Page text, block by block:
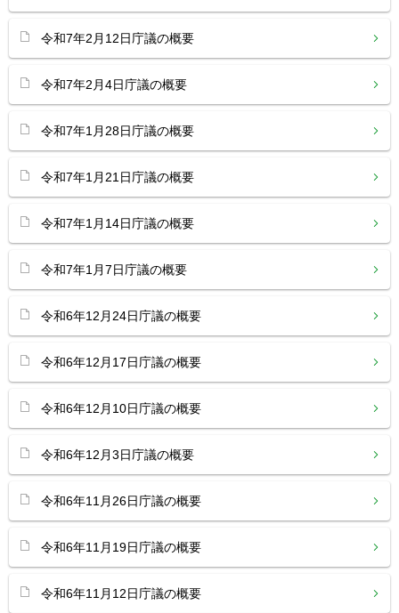
令和7年2月12日庁議の概要
令和7年2月4日庁議の概要
令和7年1月28日庁議の概要
令和7年1月21日庁議の概要
令和7年1月14日庁議の概要
令和7年1月7日庁議の概要
令和6年12月24日庁議の概要
令和6年12月17日庁議の概要
令和6年12月10日庁議の概要
令和6年12月3日庁議の概要
令和6年11月26日庁議の概要
令和6年11月19日庁議の概要
令和6年11月12日庁議の概要